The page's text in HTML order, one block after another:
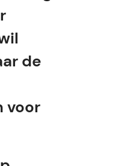
de
voor